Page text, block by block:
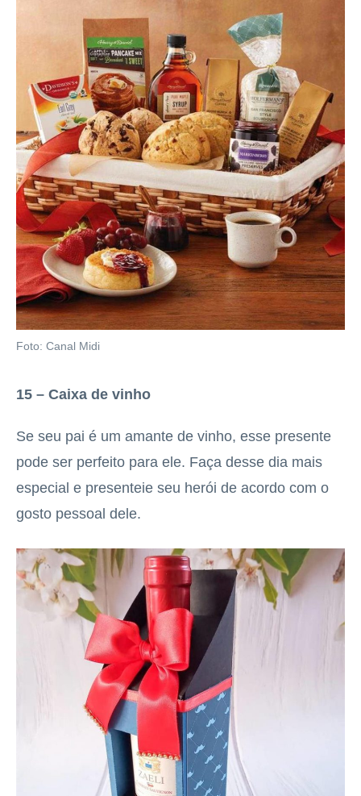
Foto: Canal Midi
15 – Caixa de vinho
Se seu pai é um amante de vinho, esse presente
pode ser perfeito para ele. Faça desse dia mais
especial e presenteie seu herói de acordo com o
gosto pessoal dele.